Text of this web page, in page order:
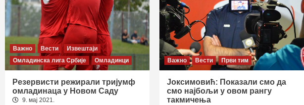
Важно Вести
Извештаји
Омладинска лига Србије
Омладинци
Резервисти режирали тријумф
омладинаца у Новом Саду
9. мај 2021.
Важно Вести Први тим
Joксимовић: Показали смо да
смо најбољи у овом рангу
такмичења